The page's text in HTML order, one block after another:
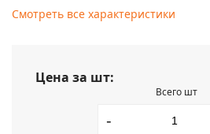
Смотреть все характеристики
Цена за шт:
Всего шт
-